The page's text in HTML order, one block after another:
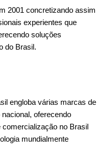
2001 concretizando assim
experientes que
soluções
do Brasil.
engloba várias marcas de
oferecendo
no Brasil
mundialmente